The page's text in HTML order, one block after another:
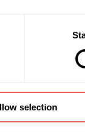
selection
fiscais na
de
os
O